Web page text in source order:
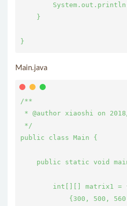
    }
}
Main.java
/**
* @author xiaoshi on
*/
public class Main {
public static void
int[][] matrix1 =
{300, 500,